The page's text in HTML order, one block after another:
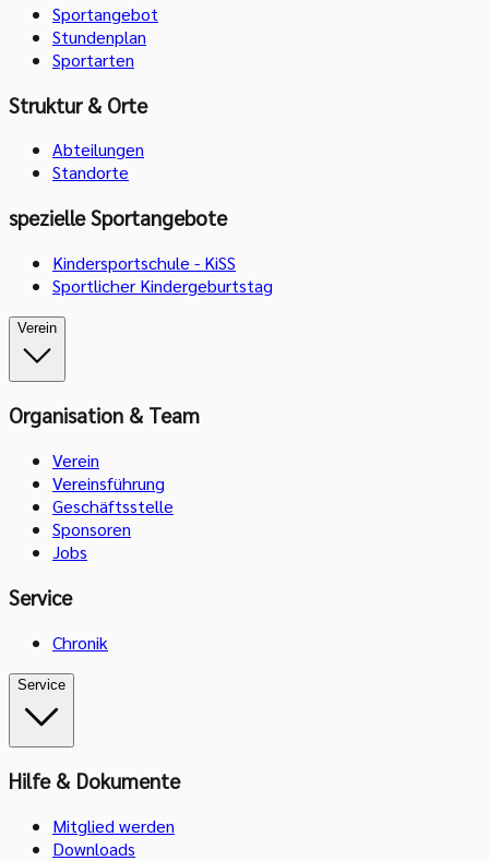
Sportangebot
Stundenplan
Sportarten
Struktur & Orte
Abteilungen
Standorte
spezielle Sportangebote
Kindersportschule - KiSS
Sportlicher Kindergeburtstag
Verein
Organisation & Team
Verein
Vereinsführung
Geschäftsstelle
Sponsoren
Jobs
Service
Chronik
Service
Hilfe & Dokumente
Mitglied werden
Downloads